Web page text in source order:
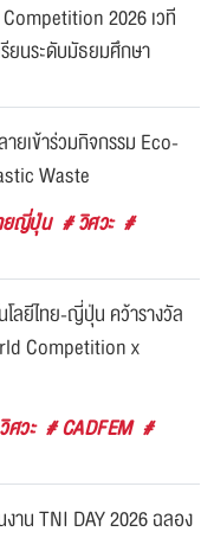
2026 เวที
ยนระดับมัธยมศึกษา
ยเข้าร่วมกิจกรรม Eco-
Waste
ยญี่ปุ่น # วิศวะ #
ลยีไทย-ญี่ปุ่น คว้ารางวัล
Competition x
ศวะ # CADFEM #
าน TNI DAY 2026 ฉลอง